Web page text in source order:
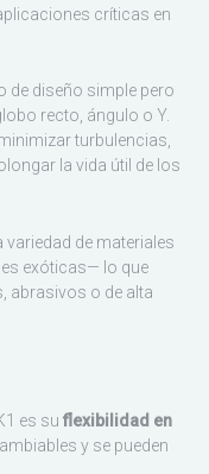
críticas en
de diseño simple pero
recto, ángulo o Y.
turbulencias,
la vida útil de los
variedad de materiales
exóticas— lo que
abrasivos o de alta
es su flexibilidad en
y se pueden